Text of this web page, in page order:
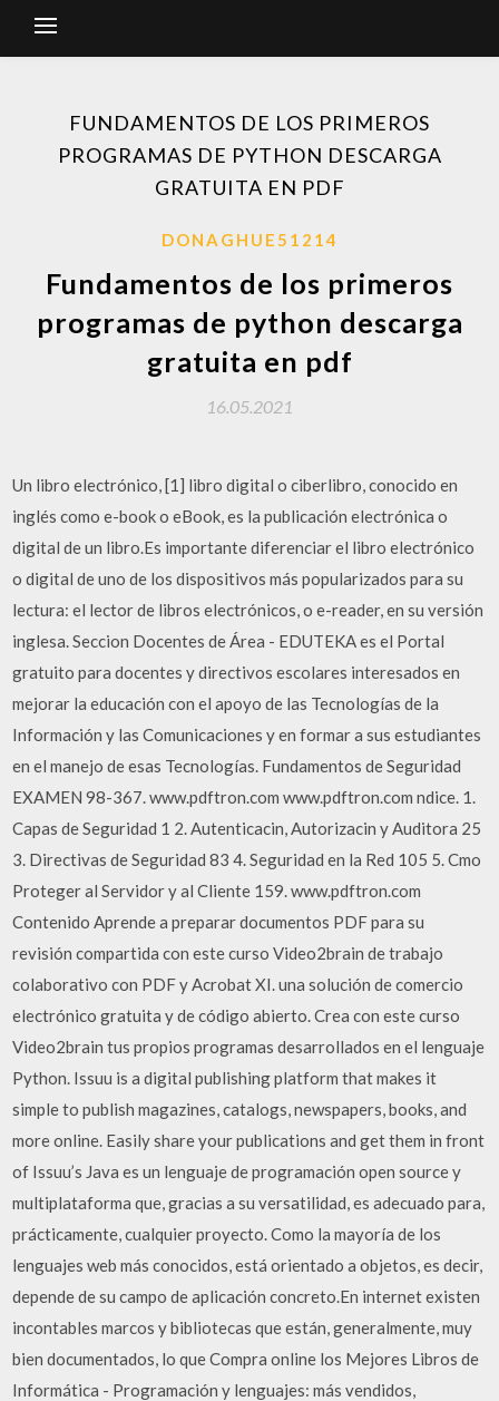
FUNDAMENTOS DE LOS PRIMEROS
PROGRAMAS DE PYTHON DESCARGA
GRATUITA EN PDF
DONAGHUE51214
Fundamentos de los primeros
programas de python descarga
gratuita en pdf
16.05.2021
Un libro electrónico, [1] libro digital o ciberlibro, conocido en
inglés como e-book o eBook, es la publicación electrónica o
digital de un libro.Es importante diferenciar el libro electrónico
o digital de uno de los dispositivos más popularizados para su
lectura: el lector de libros electrónicos, o e-reader, en su versión
inglesa. Seccion Docentes de Área - EDUTEKA es el Portal
gratuito para docentes y directivos escolares interesados en
mejorar la educación con el apoyo de las Tecnologías de la
Información y las Comunicaciones y en formar a sus estudiantes
en el manejo de esas Tecnologías. Fundamentos de Seguridad
EXAMEN 98-367. www.pdftron.com www.pdftron.com ndice. 1.
Capas de Seguridad 1 2. Autenticacin, Autorizacin y Auditora 25
3. Directivas de Seguridad 83 4. Seguridad en la Red 105 5. Cmo
Proteger al Servidor y al Cliente 159. www.pdftron.com
Contenido Aprende a preparar documentos PDF para su
revisión compartida con este curso Video2brain de trabajo
colaborativo con PDF y Acrobat XI. una solución de comercio
electrónico gratuita y de código abierto. Crea con este curso
Video2brain tus propios programas desarrollados en el lenguaje
Python. Issuu is a digital publishing platform that makes it
simple to publish magazines, catalogs, newspapers, books, and
more online. Easily share your publications and get them in front
of Issuu’s Java es un lenguaje de programación open source y
multiplataforma que, gracias a su versatilidad, es adecuado para,
prácticamente, cualquier proyecto. Como la mayoría de los
lenguajes web más conocidos, está orientado a objetos, es decir,
depende de su campo de aplicación concreto.En internet existen
incontables marcos y bibliotecas que están, generalmente, muy
bien documentados, lo que Compra online los Mejores Libros de
Informática - Programación y lenguajes: más vendidos,